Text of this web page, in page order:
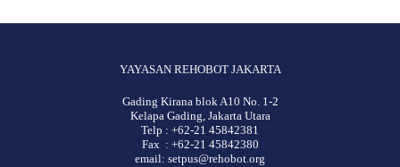
YAYASAN REHOBOT JAKARTA
Gading Kirana blok A10 No. 1-2
Kelapa Gading, Jakarta Utara
Telp : +62-21 45842381
Fax : +62-21 45842380
email: setpus@rehobot.org